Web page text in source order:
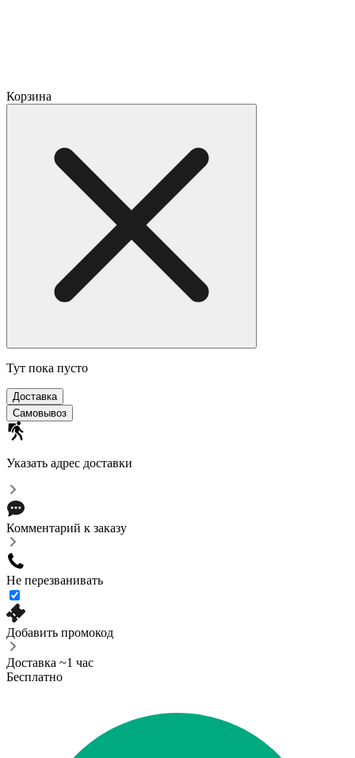
Корзина
Тут пока пусто
Доставка
Cамовывоз
Указать адрес доставки
Комментарий к заказу
Не перезванивать
Добавить промокод
Доставка ~1 час
Бесплатно